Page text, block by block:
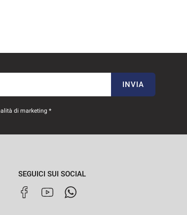
INVIA
di marketing *
SEGUICI SUI SOCIAL